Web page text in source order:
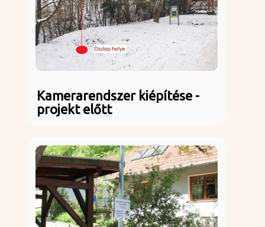
Kamerarendszer kiépítése -
projekt előtt